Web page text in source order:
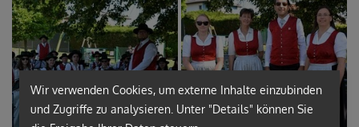
Wir verwenden Cookies, um externe Inhalte einzubinden
und Zugriffe zu analysieren. Unter "Details" können Sie